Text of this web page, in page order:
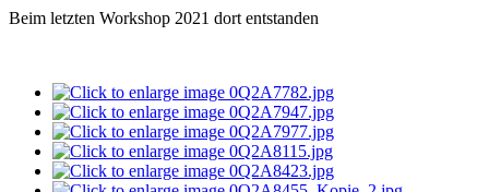
Beim letzten Workshop 2021 dort entstanden